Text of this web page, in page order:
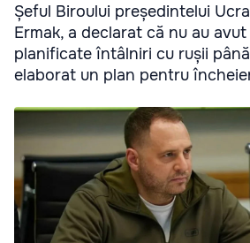
Șeful Biroului președintelui
Ermak, a declarat că nu au
planificate întâlniri cu rușii
elaborat un plan pentru